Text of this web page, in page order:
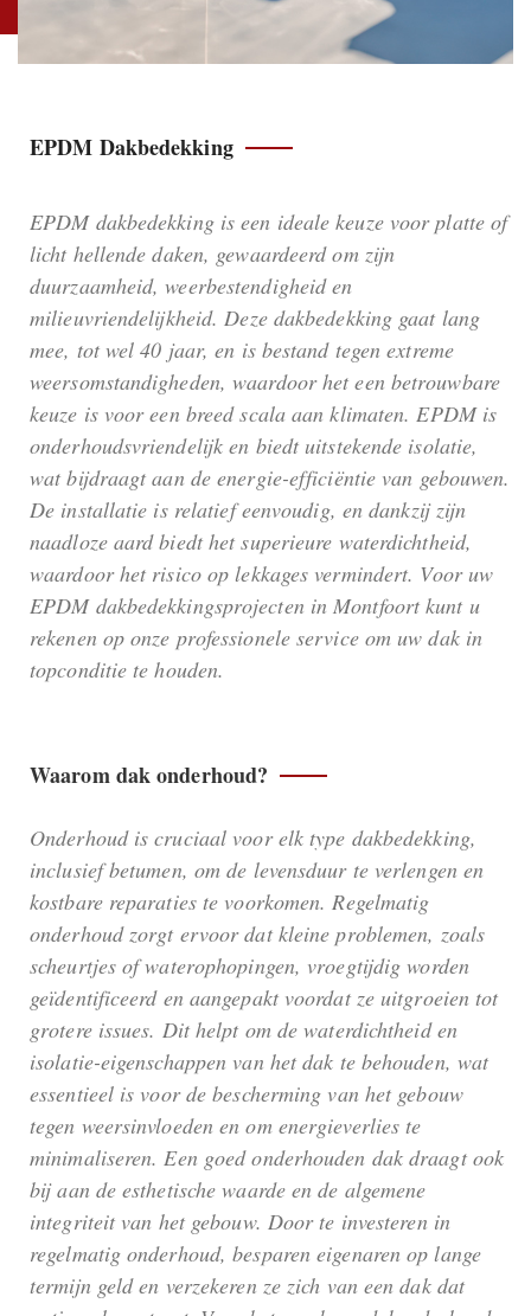
EPDM Dakbedekking
EPDM dakbedekking is een ideale keuze voor platte of
licht hellende daken, gewaardeerd om zijn
duurzaamheid, weerbestendigheid en
milieuvriendelijkheid. Deze dakbedekking gaat lang
mee, tot wel 40 jaar, en is bestand tegen extreme
weersomstandigheden, waardoor het een betrouwbare
keuze is voor een breed scala aan klimaten. EPDM is
onderhoudsvriendelijk en biedt uitstekende isolatie,
wat bijdraagt aan de energie-efficiëntie van gebouwen.
De installatie is relatief eenvoudig, en dankzij zijn
naadloze aard biedt het superieure waterdichtheid,
waardoor het risico op lekkages vermindert. Voor uw
EPDM dakbedekkingsprojecten in Montfoort kunt u
rekenen op onze professionele service om uw dak in
topconditie te houden.
Waarom dak onderhoud?
Onderhoud is cruciaal voor elk type dakbedekking,
inclusief betumen, om de levensduur te verlengen en
kostbare reparaties te voorkomen. Regelmatig
onderhoud zorgt ervoor dat kleine problemen, zoals
scheurtjes of waterophopingen, vroegtijdig worden
geïdentificeerd en aangepakt voordat ze uitgroeien tot
grotere issues. Dit helpt om de waterdichtheid en
isolatie-eigenschappen van het dak te behouden, wat
essentieel is voor de bescherming van het gebouw
tegen weersinvloeden en om energieverlies te
minimaliseren. Een goed onderhouden dak draagt ook
bij aan de esthetische waarde en de algemene
integriteit van het gebouw. Door te investeren in
regelmatig onderhoud, besparen eigenaren op lange
termijn geld en verzekeren ze zich van een dak dat